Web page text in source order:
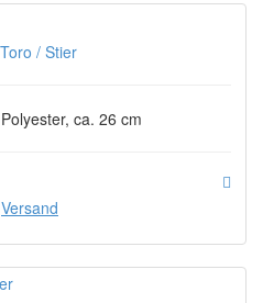
Toro / Stier
ca. 26 cm
Versand